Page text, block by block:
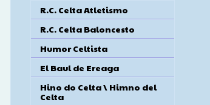
R.C. Celta Atletismo
R.C. Celta Baloncesto
Humor Celtista
El Baul de Ereaga
Hino do Celta \ Himno del
Celta